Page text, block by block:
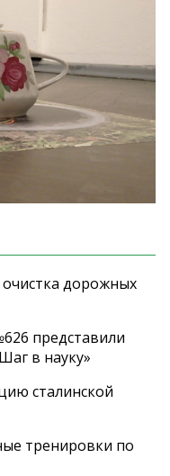
очистка дорожных
представили
в науку»
сталинской
тренировки по